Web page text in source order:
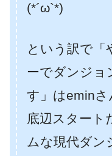
(*´ω`*)
という訳で「
ーでダンジョ
す」はeminさ
底辺スタート
ムな現代ダン